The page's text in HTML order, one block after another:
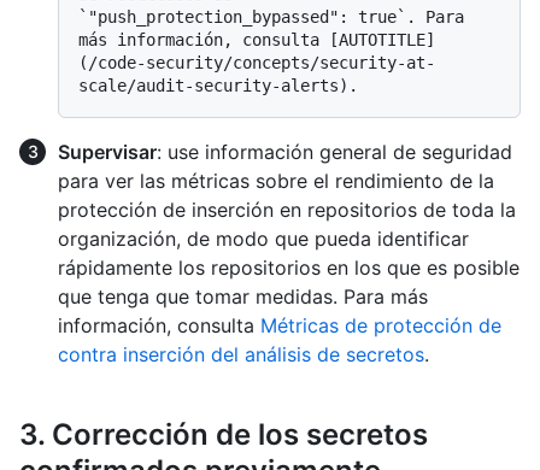
`"push_protection_bypassed": true`. Para
más información, consulta [AUTOTITLE]
(/code-security/concepts/security-at-
Supervisar: use información general de seguridad
para ver las métricas sobre el rendimiento de la
protección de inserción en repositorios de toda la
organización, de modo que pueda identificar
rápidamente los repositorios en los que es posible
que tenga que tomar medidas. Para más
información, consulta Métricas de protección de
contra inserción del análisis de secretos.
3. Corrección de los secretos